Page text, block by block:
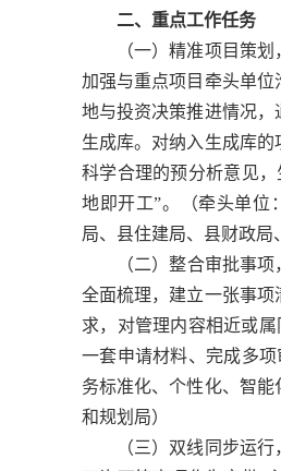
二、重点工作任务
（一）精准项目策
加强与重点项目牵头单
地与投资决策推进情况
生成库。对纳入生成库
科学合理的预分析意见
地即开工”。（牵头单位
局、县住建局、县财政
（二）整合审批事
全面梳理，建立一张事
求，对管理内容相近或
一套申请材料、完成多
务标准化、个性化、智
和规划局）
（三）双线同步运